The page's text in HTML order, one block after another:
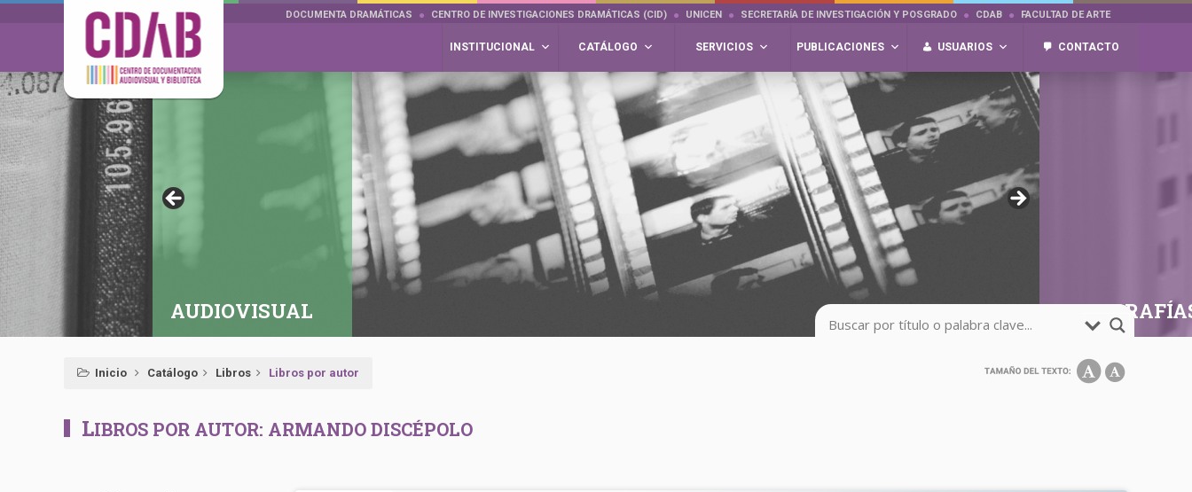
DOCUMENTA DRAMÁTICAS CENTRO DE INVESTIGACIONES DRAMÁTICAS (CID) UNICEN SECRETARÍA DE INVESTIGACIÓN Y POSGRADO CDAB FACULTAD DE ARTE
INSTITUCIONAL CATÁLOGO SERVICIOS PUBLICACIONES USUARIOS CONTACTO
AUDIOVISUAL
Inicio Catálogo Libros Libros por autor
LIBROS POR AUTOR: ARMANDO DISCÉPOLO